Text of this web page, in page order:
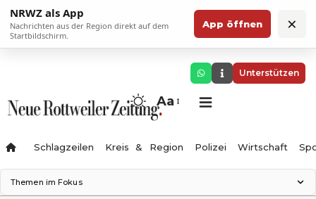
NRWZ als App
Nachrichten aus der Region direkt auf dem
Startbildschirm.
App öffnen ×
Unterstützen
Aa
Schlagzeilen Kreis & Region Polizei Wirtschaft
Themen im Fokus